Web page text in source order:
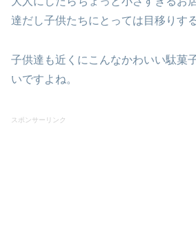
達だし子供たちにとっては目移りす
子供達も近くにこんなかわいい駄菓
いですよね。
スポンサーリンク